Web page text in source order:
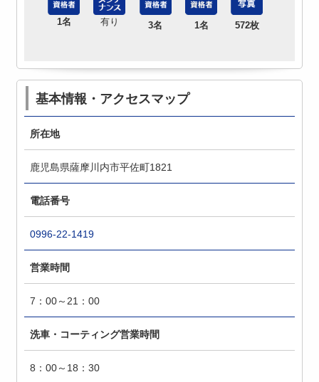
1名 有り 3名 1名 572枚
基本情報・アクセスマップ
所在地
鹿児島県薩摩川内市平佐町1821
電話番号
0996-22-1419
営業時間
7：00～21：00
洗車・コーティング営業時間
8：00～18：30